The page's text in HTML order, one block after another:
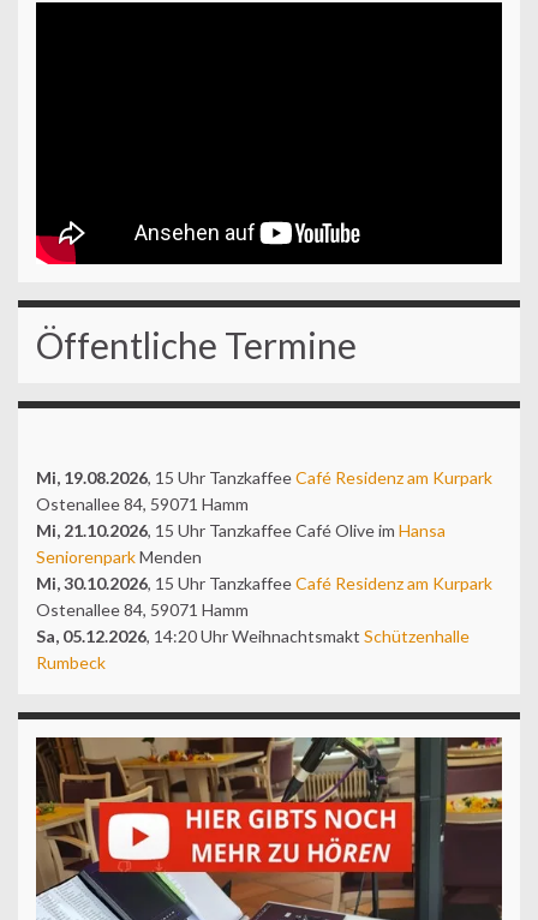
Öffentliche Termine
Mi, 19.08.2026, 15 Uhr TanzkaffeeCafé Residenz am Kurpark
Ostenallee 84, 59071 Hamm
Mi, 21.10.2026, 15 Uhr Tanzkaffee Café Olive im Hansa
SeniorenparkMenden
Mi, 30.10.2026, 15 Uhr TanzkaffeeCafé Residenz am Kurpark
Ostenallee 84, 59071 Hamm
Sa, 05.12.2026, 14:20 Uhr Weihnachtsmakt Schützenhalle
Rumbeck